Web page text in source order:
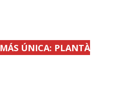
ÚNICA: PLANTÀ